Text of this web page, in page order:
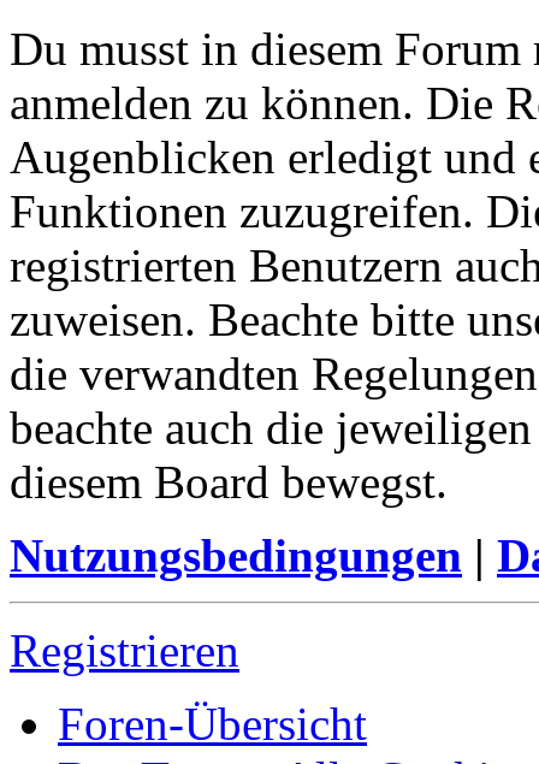
Du musst in diesem
anmelden zu können. Die
Augenblicken erledigt und
Funktionen zuzugreifen.
registrierten Benutzern
zuweisen. Beachte bitte
die verwandten
beachte auch die
diesem Board bewegst.
Nutzungsbedingungen |
Registrieren
Foren-Übersicht